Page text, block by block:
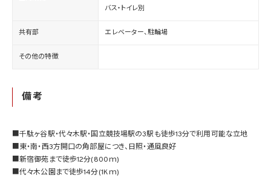
バス・トイレ別
共有部 エレベーター、駐輪場
その他の特徴
備考
■千駄ヶ谷駅・代々木駅・国立競技場駅の3駅も徒歩13分で利用可能な立地
■東・南・西3方開口の角部屋につき、日照・通風良好
■新宿御苑まで徒歩12分(800ｍ)
■代々木公園まで徒歩14分(1Kｍ)